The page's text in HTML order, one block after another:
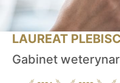
LAUREAT
Gabinet